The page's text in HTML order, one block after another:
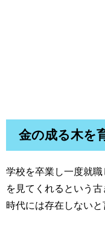
金の成る木を
学校を卒業し一度就
を見てくれるという
時代には存在しないと